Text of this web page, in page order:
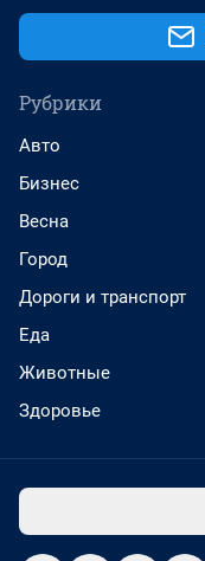
Рубрики
Авто
Бизнес
Весна
Город
Дороги и транспорт
Еда
Животные
Здоровье